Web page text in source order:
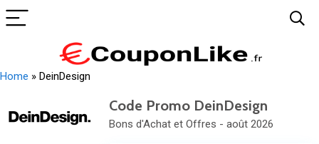
Home » DeinDesign
Code Promo DeinDesign
Bons d'Achat et Offres - août 2026